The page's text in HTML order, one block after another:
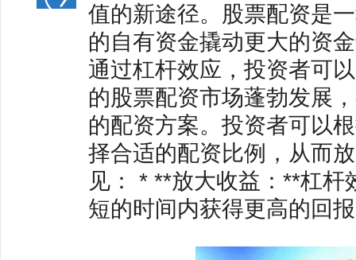
值的新途径。股票配资是
的自有资金撬动更大的资
通过杠杆效应，投资者可
的股票配资市场蓬勃发展
的配资方案。投资者可以
择合适的配资比例，从而
见： * **放大收益：**杠
短的时间内获得更高的回